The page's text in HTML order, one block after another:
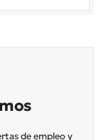
de empleo y